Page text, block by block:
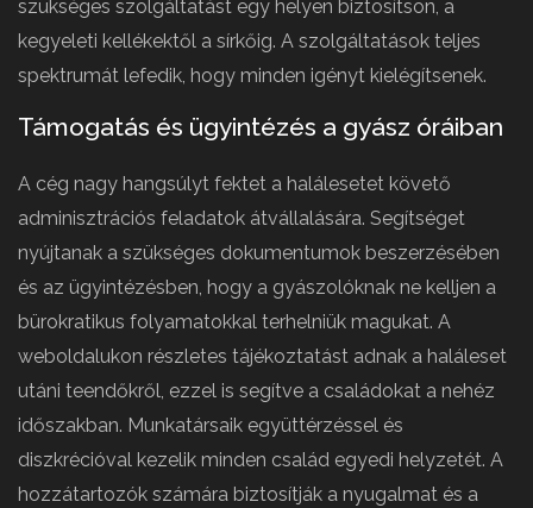
szükséges szolgáltatást egy helyen biztosítson, a
kegyeleti kellékektől a sírkőig. A szolgáltatások teljes
spektrumát lefedik, hogy minden igényt kielégítsenek.
Támogatás és ügyintézés a gyász óráiban
A cég nagy hangsúlyt fektet a halálesetet követő
adminisztrációs feladatok átvállalására. Segítséget
nyújtanak a szükséges dokumentumok beszerzésében
és az ügyintézésben, hogy a gyászolóknak ne kelljen a
bürokratikus folyamatokkal terhelniük magukat. A
weboldalukon részletes tájékoztatást adnak a haláleset
utáni teendőkről, ezzel is segítve a családokat a nehéz
időszakban. Munkatársaik együttérzéssel és
diszkrécióval kezelik minden család egyedi helyzetét. A
hozzátartozók számára biztosítják a nyugalmat és a